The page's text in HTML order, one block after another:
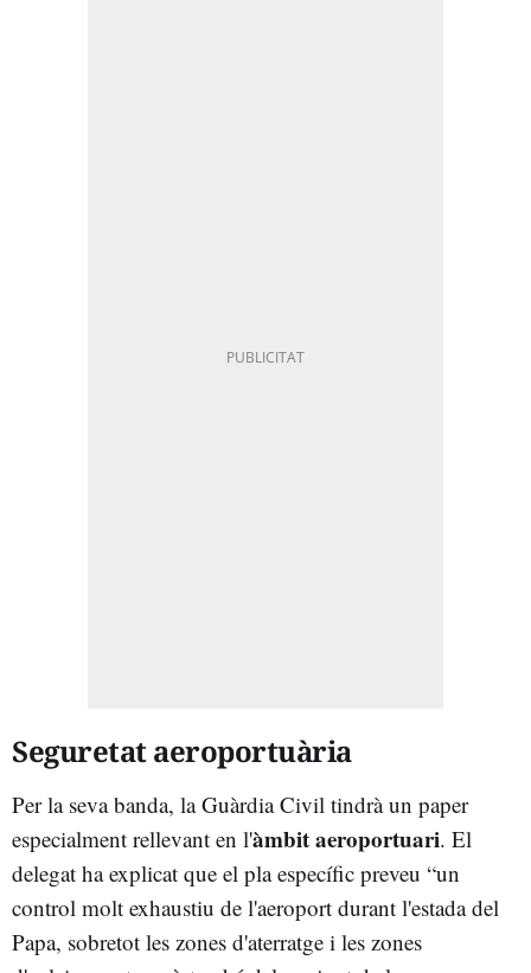
Seguretat aeroportuària
Per la seva banda, la Guàrdia Civil tindrà un paper
especialment rellevant en l'àmbit aeroportuari. El
delegat ha explicat que el pla específic preveu “un
control molt exhaustiu de l'aeroport durant l'estada del
Papa, sobretot les zones d'aterratge i les zones